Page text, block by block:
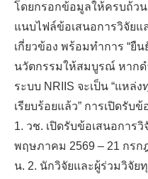
Search
for:
โดยกรอกข้อมูลให้ครบถ้ว
แนบไฟล์ข้อเสนอการวิจัยแ
เกี่ยวข้อง พร้อมทำการ “ยื
นวัตกรรมให้สมบูรณ์ หากด
ระบบ NRIIS จะเป็น “แหล่
เรียบร้อยแล้ว” การเปิดรับ
1. วช. เปิดรับข้อเสนอการ
พฤษภาคม 2569 – 21 กรก
น. 2. นักวิจัยและผู้ร่วมวิจัย